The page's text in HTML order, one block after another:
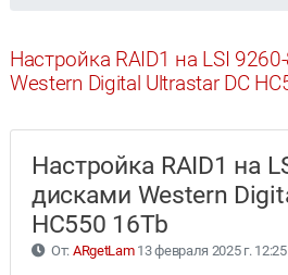
Настройка RAID1 на LSI
Western Digital Ultrastar DC
Настройка RAID1 на
дисками Western
HC550 16Tb
От: ARgetLam13 февраля 2025 г. 12:25